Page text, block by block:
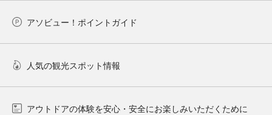
アソビュー！ポイントガイド
人気の観光スポット情報
アウトドアの体験を安心・安全にお楽しみいただくために